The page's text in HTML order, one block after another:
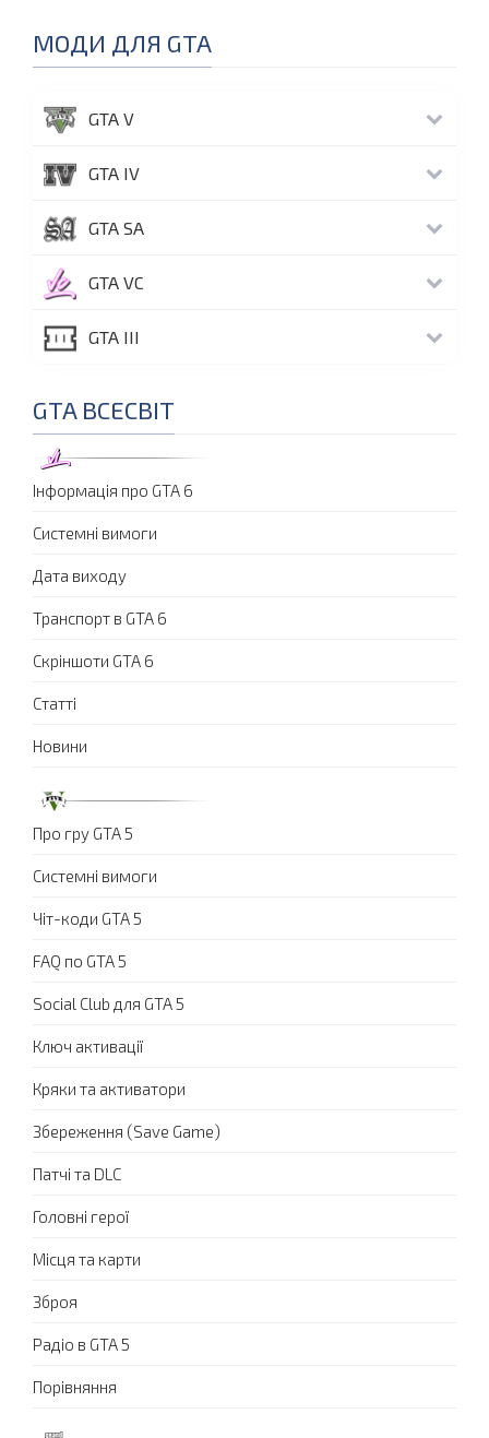
МОДИ ДЛЯ GTA
GTA V
GTA IV
GTA SA
GTA VC
GTA III
GTA ВСЕСВІТ
Інформація про GTA 6
Системні вимоги
Дата виходу
Транспорт в GTA 6
Скріншоти GTA 6
Статті
Новини
Про гру GTA 5
Системні вимоги
Чіт-коди GTA 5
FAQ по GTA 5
Social Club для GTA 5
Ключ активації
Кряки та активатори
Збереження (Save Game)
Патчі та DLC
Головні герої
Місця та карти
Зброя
Радіо в GTA 5
Порівняння